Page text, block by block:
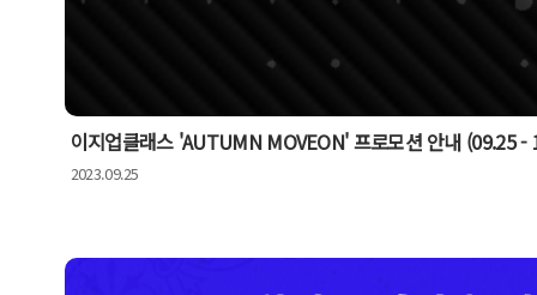
이지업클래스 'AUTUMN MOVEON' 프로모션 안내 (09.25 -
2023.09.25